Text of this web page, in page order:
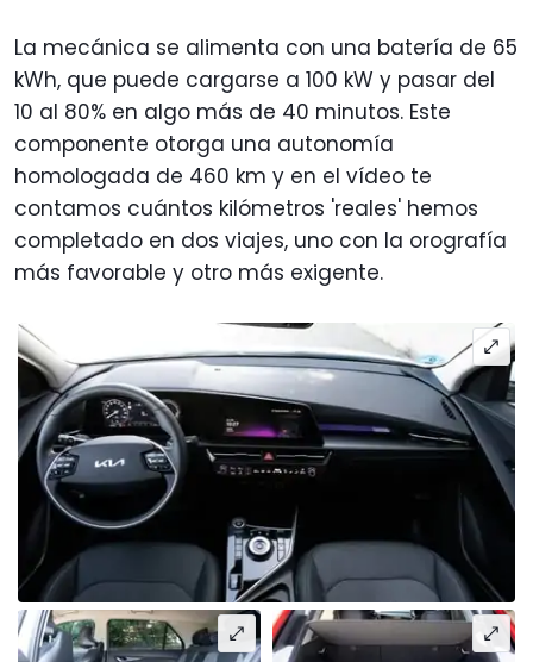
La mecánica se alimenta con una batería de 65
kWh, que puede cargarse a 100 kW y pasar del
10 al 80% en algo más de 40 minutos. Este
componente otorga una autonomía
homologada de 460 km y en el vídeo te
contamos cuántos kilómetros 'reales' hemos
completado en dos viajes, uno con la orografía
más favorable y otro más exigente.